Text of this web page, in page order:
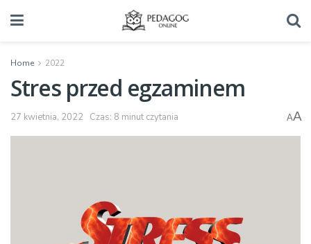
Home 2022
Stres przed egzaminem
27 kwietnia, 2022 Czas: 8 minut czytania AA